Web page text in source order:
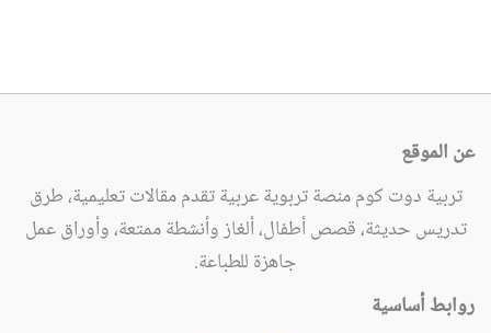
عن الموقع
تربية دوت كوم منصة تربوية عربية تقدم مقالات تعليمية، طرق
تدريس حديثة، قصص أطفال، ألغاز وأنشطة ممتعة، وأوراق عمل
جاهزة للطباعة.
روابط أساسية